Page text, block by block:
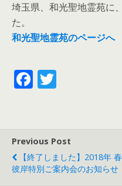
埼玉県、和光聖地霊苑に
た。
和光聖地霊苑のページへ
F
b
o
o
er
Previous Post
【終了しました】2018年 春
彼岸特別ご案内会のお知らせ